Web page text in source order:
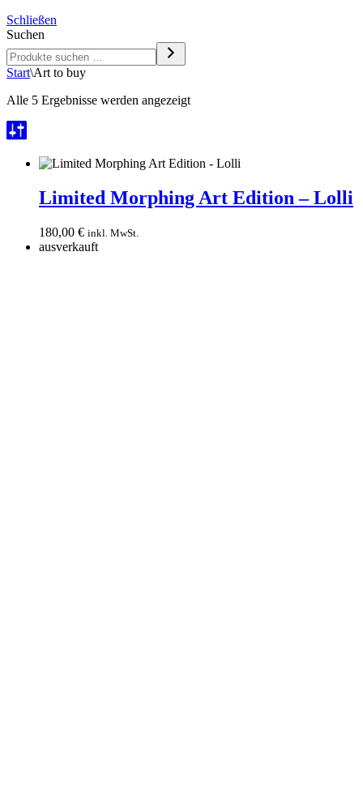
Schließen
Suchen
Start\Art to buy
Alle 5 Ergebnisse werden angezeigt
Morphing
Art
–
Lolli
Limited Morphing Art Edition – Lolli
180,00 € inkl. MwSt.
ausverkauft